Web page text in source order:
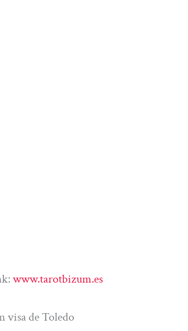
www.tarotbizum.es
visa de Toledo